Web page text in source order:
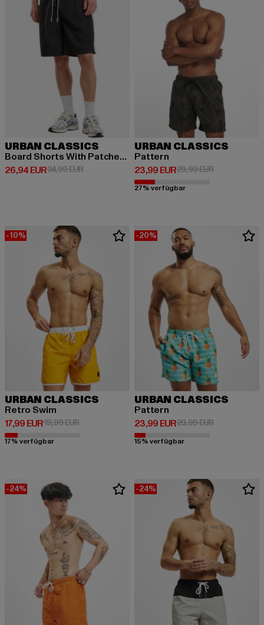
URBAN CLASSICS
Board Shorts With Patched Stripe
26,94 EUR
Derzeitiger Preis: 26,94 EUR
34,99 EURAktionspreis: 34,99 EUR
URBAN CLASSICS
Pattern
23,99 EUR
Derzeitiger Preis: 23,99 EUR
29,99 EURAktionspreis:
27% verfügbar
-10%
URBAN CLASSICS
Retro Swim
17,99 EUR
Derzeitiger Preis: 17,99 EUR
19,99 EURAktionspreis: 19,99 EUR
17% verfügbar
-20%
URBAN CLASSICS
Pattern
23,99 EUR
Derzeitiger Preis: 23,99 EUR
29,99 EURAktionspreis:
15% verfügbar
-24% -24%